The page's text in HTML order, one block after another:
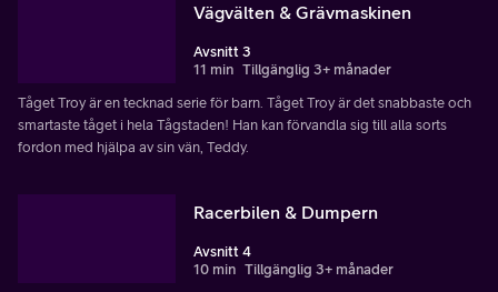
Vägvälten & Grävmaskinen
Avsnitt 3
11 min Tillgänglig 3+ månader
Tåget Troy är en tecknad serie för barn. Tåget Troy är det snabbaste och
smartaste tåget i hela Tågstaden! Han kan förvandla sig till alla sorts
fordon med hjälpa av sin vän, Teddy.
Racerbilen & Dumpern
Avsnitt 4
10 min Tillgänglig 3+ månader